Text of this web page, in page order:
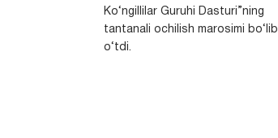
Ko‘ngillilar Guruhi Dasturi”ning
tantanali ochilish marosimi bo‘lib
o‘tdi.